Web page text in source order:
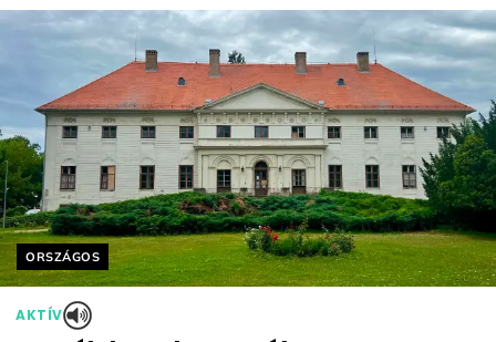
Helyszín címkék:
ORSZÁGOS
AKTÍV